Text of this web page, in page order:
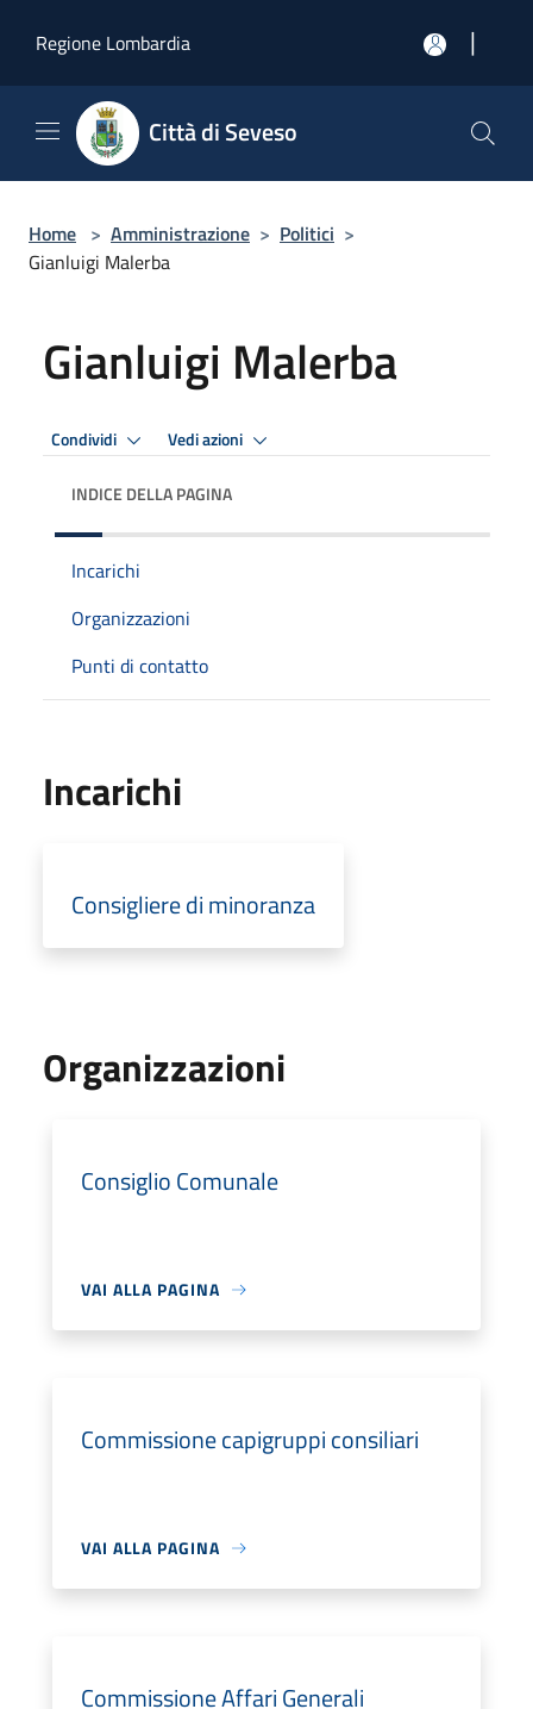
Regione Lombardia
|
Città di Seveso
Home > Amministrazione > Politici >
Gianluigi Malerba
Gianluigi Malerba
Condividi Vedi azioni
INDICE DELLA PAGINA
Incarichi
Organizzazioni
Punti di contatto
Incarichi
Consigliere di minoranza
Organizzazioni
Consiglio Comunale
VAI ALLA PAGINA
Commissione capigruppi consiliari
VAI ALLA PAGINA
Commissione Affari Generali